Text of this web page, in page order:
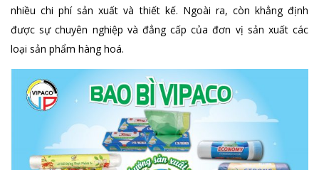
nhiều chi phí sản xuất và thiết kế. Ngoài ra, còn khẳng định
được sự chuyên nghiệp và đẳng cấp của đơn vị sản xuất các
loại sản phẩm hàng hoá.